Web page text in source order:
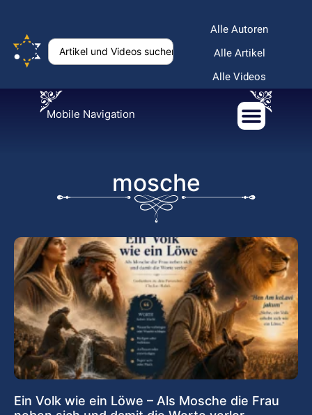
Alle Autoren
Alle Artikel
Alle Videos
Mobile Navigation
mosche
Ein Volk wie ein Löwe – Als Mosche die Frau